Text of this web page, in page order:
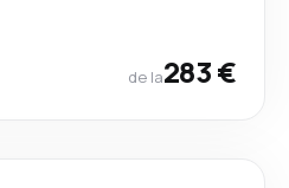
de la283 €